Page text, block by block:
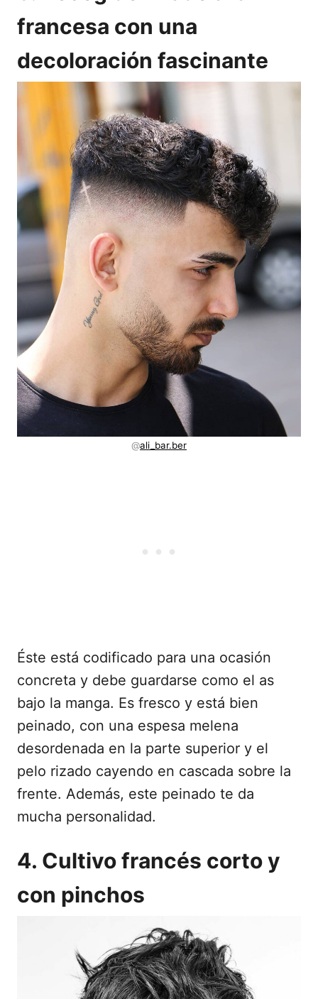
francesa con una
decoloración fascinante
@ali_bar.ber
Éste está codificado para una ocasión
concreta y debe guardarse como el as
bajo la manga. Es fresco y está bien
peinado, con una espesa melena
desordenada en la parte superior y el
pelo rizado cayendo en cascada sobre la
frente. Además, este peinado te da
mucha personalidad.
4. Cultivo francés corto y
con pinchos